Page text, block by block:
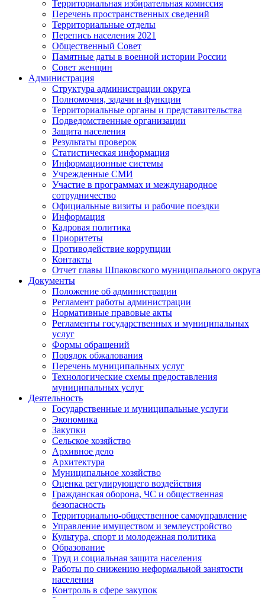
Территориальная избирательная комиссия
Перечень пространственных сведений
Территориальные отделы
Перепись населения 2021
Общественный Совет
Памятные даты в военной истории России
Совет женщин
Администрация
Структура администрации округа
Полномочия, задачи и функции
Территориальные органы и представительства
Подведомственные организации
Защита населения
Результаты проверок
Статистическая информация
Информационные системы
Учрежденные СМИ
Участие в программах и международное
сотрудничество
Официальные визиты и рабочие поездки
Информация
Кадровая политика
Приоритеты
Противодействие коррупции
Контакты
Отчет главы Шпаковского муниципального округа
Документы
Положение об администрации
Регламент работы администрации
Нормативные правовые акты
Регламенты государственных и муниципальных
услуг
Формы обращений
Порядок обжалования
Перечень муниципальных услуг
Технологические схемы предоставления
муниципальных услуг
Деятельность
Государственные и муниципальные услуги
Экономика
Закупки
Сельское хозяйство
Архивное дело
Архитектура
Муниципальное хозяйство
Оценка регулирующего воздействия
Гражданская оборона, ЧС и общественная
безопасность
Территориально-общественное самоуправление
Управление имуществом и землеустройство
Культура, спорт и молодежная политика
Образование
Труд и социальная защита населения
Работы по снижению неформальной занятости
населения
Контроль в сфере закупок